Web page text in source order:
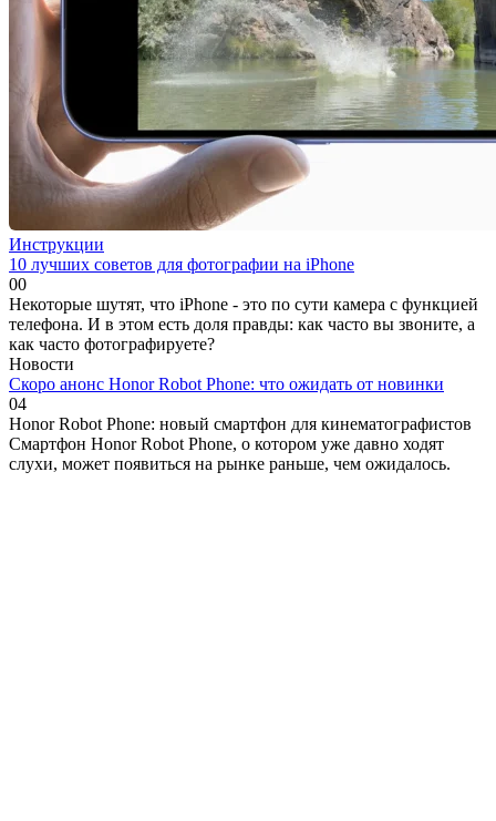
Инструкции
10 лучших советов для фотографии на iPhone
00
Некоторые шутят, что iPhone - это по сути камера с функцией
телефона. И в этом есть доля правды: как часто вы звоните, а
как часто фотографируете?
Новости
Скоро анонс Honor Robot Phone: что ожидать от новинки
04
Honor Robot Phone: новый смартфон для кинематографистов
Смартфон Honor Robot Phone, о котором уже давно ходят
слухи, может появиться на рынке раньше, чем ожидалось.